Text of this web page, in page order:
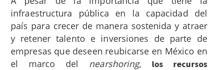
infraestructura pública en la capacidad del
país para crecer de manera sostenida y atraer
y retener talento e inversiones de parte de
empresas que deseen reubicarse en México en
el marco del nearshoring, los recursos